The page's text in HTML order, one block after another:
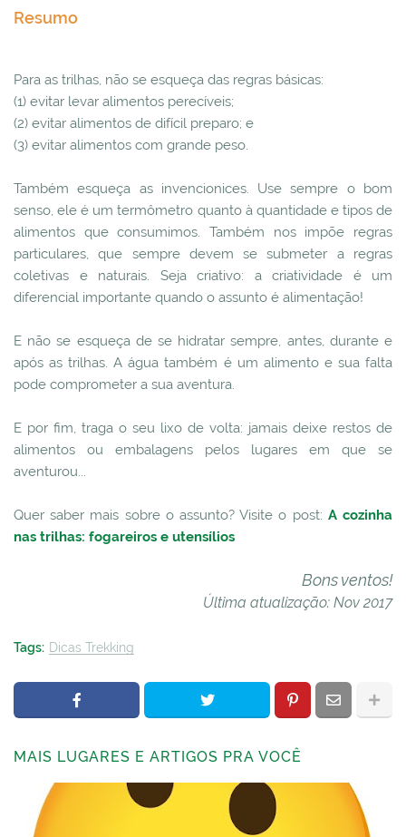
Resumo
Para as trilhas, não se esqueça das regras básicas:
(1) evitar levar alimentos perecíveis;
(2) evitar alimentos de difícil preparo; e
(3) evitar alimentos com grande peso.
Também esqueça as invencionices. Use sempre o bom
senso, ele é um termômetro quanto à quantidade e tipos de
alimentos que consumimos. Também nos impõe regras
particulares, que sempre devem se submeter a regras
coletivas e naturais. Seja criativo: a criatividade é um
diferencial importante quando o assunto é alimentação!
E não se esqueça de se hidratar sempre, antes, durante e
após as trilhas. A água também é um alimento e sua falta
pode comprometer a sua aventura.
E por fim, traga o seu lixo de volta: jamais deixe restos de
alimentos ou embalagens pelos lugares em que se
aventurou...
Quer saber mais sobre o assunto? Visite o post: A cozinha
nas trilhas: fogareiros e utensílios
Bons ventos!
Última atualização: Nov 2017
Tags: Dicas Trekking
MAIS LUGARES E ARTIGOS PRA VOCÊ